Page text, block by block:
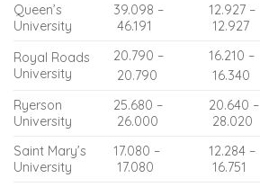
Queen’s
University
39.098 –
46.191
12.927 –
12.927
Royal Roads
University
20.790 –
20.790
16.210 –
16.340
Ryerson
University
25.680 –
26.000
20.640 –
28.020
Saint Mary’s
University
17.080 –
17.080
12.284 –
16.751